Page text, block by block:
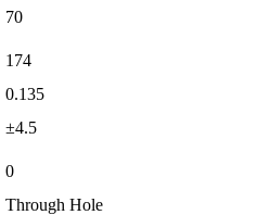
70
174
0.135
±4.5
0
Through Hole